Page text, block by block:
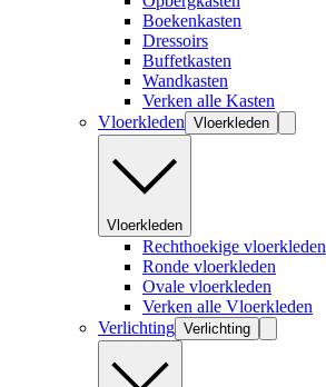
Boekenkasten
Dressoirs
Buffetkasten
Wandkasten
Verken alle Kasten
Vloerkleden Vloerkleden
Vloerkleden
Rechthoekige vloerkleden
Ronde vloerkleden
Ovale vloerkleden
Verken alle Vloerkleden
Verlichting Verlichting